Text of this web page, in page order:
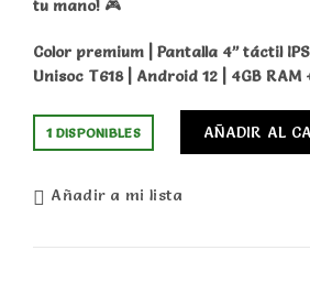
tu mano! 🎮
Color premium | Pantalla 4” táctil
Unisoc T618 | Android 12 | 4GB RAM
1 DISPONIBLES AÑADIR AL
Añadir a mi lista